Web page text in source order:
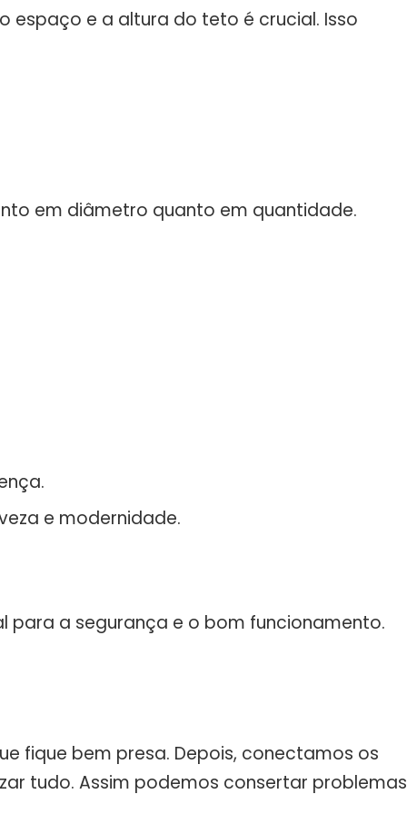
espaço e a altura do teto é crucial. Isso
em diâmetro quanto em quantidade.
e modernidade.
para a segurança e o bom funcionamento.
fique bem presa. Depois, conectamos os
tudo. Assim podemos consertar problemas